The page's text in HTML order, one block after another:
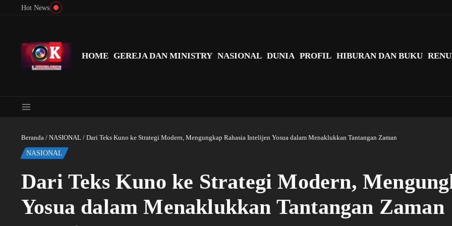
Lewati ke konten
Hot News
HOME GEREJA DAN MINISTRY NASIONAL DUNIA PROFIL HIBURAN DAN BUKU
Beranda / NASIONAL / Dari Teks Kuno ke Strategi Modern, Mengungkap Rahasia Intelijen Yosua dalam Menaklukkan Tantangan Zaman
NASIONAL
Dari Teks Kuno ke Strategi Modern,
Yosua dalam Menaklukkan Tantangan Zaman